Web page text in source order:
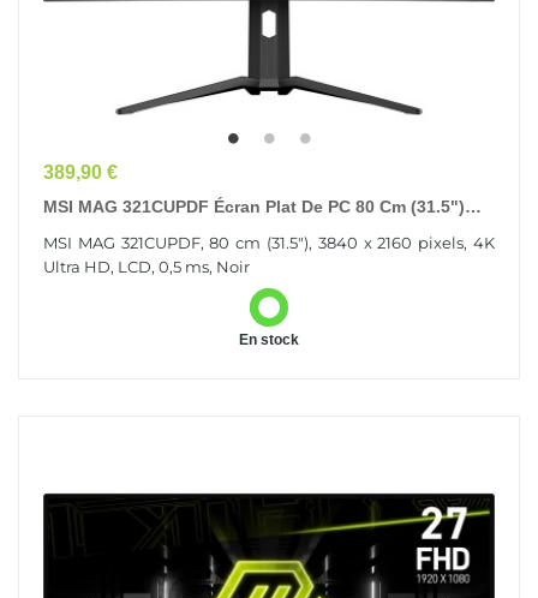
Prix
389,90 €
MSI MAG 321CUPDF Écran Plat De PC 80 Cm (31.5")
MSI MAG 321CUPDF, 80 cm (31.5"), 3840 x 2160 pixels, 4K
Ultra HD, LCD, 0,5 ms, Noir
En stock